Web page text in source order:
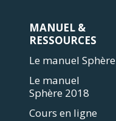
MANUEL &
RESSOURCES
Le manuel Sphère
Le manuel
Sphère 2018
Cours en ligne